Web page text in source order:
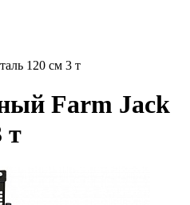
120 см 3 т
Farm Jack
т